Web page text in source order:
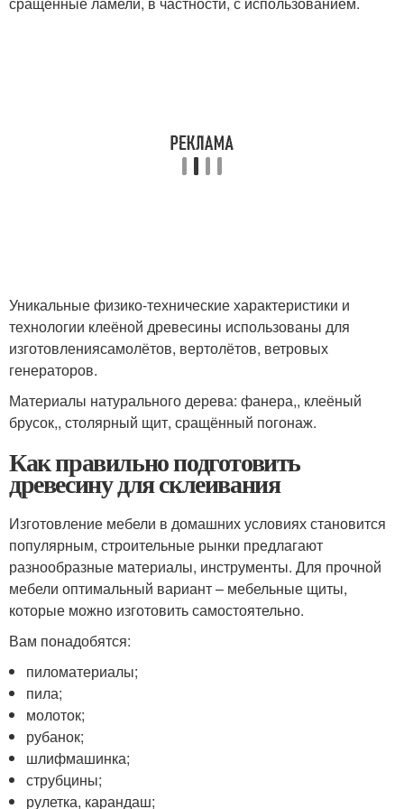
Уникальные физико-технические характеристики и
технологии клеёной древесины использованы для
изготовлениясамолётов, вертолётов, ветровых
генераторов.
Материалы натурального дерева: фанера,, клеёный
брусок,, столярный щит, сращённый погонаж.
Как правильно подготовить
древесину для склеивания
Изготовление мебели в домашних условиях становится
популярным, строительные рынки предлагают
разнообразные материалы, инструменты. Для прочной
мебели оптимальный вариант – мебельные щиты,
которые можно изготовить самостоятельно.
Вам понадобятся:
пиломатериалы;
пила;
молоток;
рубанок;
шлифмашинка;
струбцины;
рулетка, карандаш;